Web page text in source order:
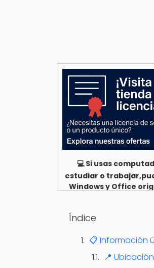
💻 Si usas
estudiar o
Windows y Office
Índice
📋 Información
📍